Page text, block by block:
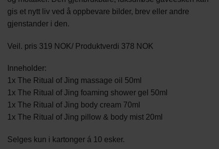
gis et nytt liv ved å oppbevare bilder, brev eller andre
gjenstander i den.
Veil. pris 319 NOK/ Produktverdi 378 NOK
Inneholder:
1x The Ritual of Jing massage oil 50ml
1x The Ritual of Jing foaming shower gel 50ml
1x The Ritual of Jing body cream 70ml
1x The Ritual of Jing pillow & body mist 20ml
Selges kun i kartonger á 10 esker.